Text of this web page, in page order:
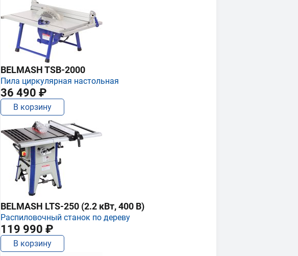
BELMASH TSB-2000
Пила циркулярная настольная
36 490 ₽
В корзину
BELMASH LTS-250 (2.2 кВт, 400 В)
Распиловочный станок по дереву
119 990 ₽
В корзину